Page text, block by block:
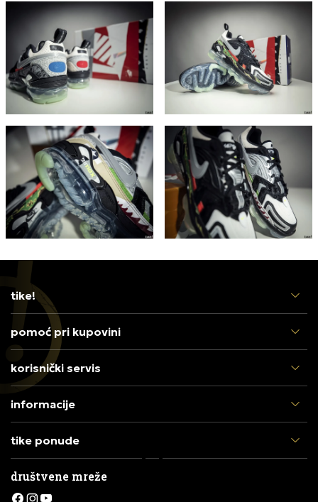
tike!
pomoć pri kupovini
korisnički servis
informacije
tike ponude
društvene mreže